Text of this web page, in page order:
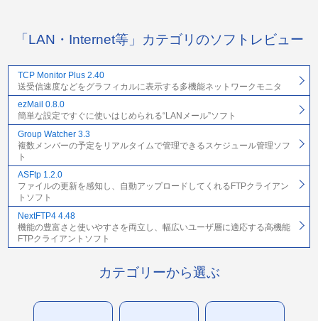
「LAN・Internet等」カテゴリのソフトレビュー
TCP Monitor Plus 2.40
送受信速度などをグラフィカルに表示する多機能ネットワークモニタ
ezMail 0.8.0
簡単な設定ですぐに使いはじめられる“LANメール”ソフト
Group Watcher 3.3
複数メンバーの予定をリアルタイムで管理できるスケジュール管理ソフ
ト
ASFtp 1.2.0
ファイルの更新を感知し、自動アップロードしてくれるFTPクライアン
トソフト
NextFTP4 4.48
機能の豊富さと使いやすさを両立し、幅広いユーザ層に適応する高機能
FTPクライアントソフト
カテゴリーから選ぶ